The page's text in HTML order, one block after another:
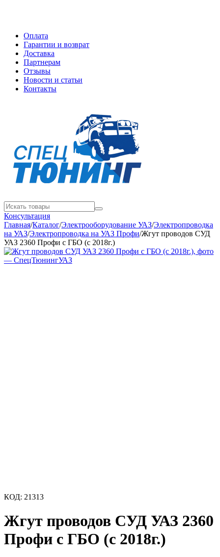
Оплата
Гарантии и возврат
Доставка
Партнерам
Отзывы
Новости и статьи
Контакты
Консультация
Главная/Каталог/Электрооборудование УАЗ/Электропроводка
на УАЗ/Электропроводка на УАЗ Профи/Жгут проводов СУД
УАЗ 2360 Профи с ГБО (с 2018г.)
КОД: 21313
Жгут проводов СУД УАЗ 2360
Профи с ГБО (с 2018г.)